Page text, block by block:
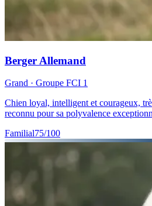
Berger Allemand
Grand · Groupe FCI 1
Chien loyal, intelligent et courageux,
reconnu pour sa polyvalence
Familial75/100